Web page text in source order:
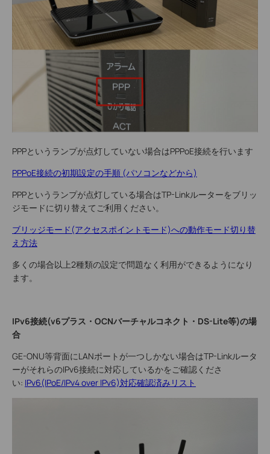
PPPというランプが点灯していない場合はPPPoE接続を行います
PPPoE接続の初期設定の手順 (パソコンなどから)
PPPというランプが点灯している場合はTP-Linkルーターをブリッ
ジモードに切り替えてご利用ください。
ブリッジモード(アクセスポイントモード)への動作モード切り替
え方法
多くの場合以上2種類の設定で問題なく利用ができるようになり
ます。
IPv6接続(v6プラス・OCNバーチャルコネクト・DS-Lite等)の場
合
GE-ONU等背面にLANポートが一つしかない場合はTP-Linkルータ
ーがそれらのIPv6接続に対応しているかをご確認くださ
い: IPv6(IPoE/IPv4 over IPv6)対応確認済みリスト